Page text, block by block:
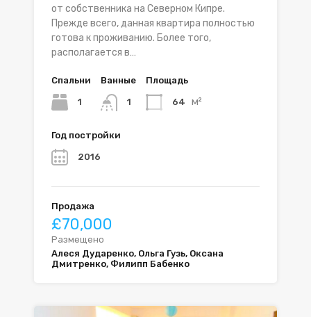
от собственника на Северном Кипре.
Прежде всего, данная квартира полностью
готова к проживанию. Более того,
располагается в…
Спальни
1
Ванные
1
Площадь
64 м²
Год постройки
2016
Продажа
£70,000
Размещено
Алеся Дударенко, Ольга Гузь, Оксана
Дмитренко, Филипп Бабенко